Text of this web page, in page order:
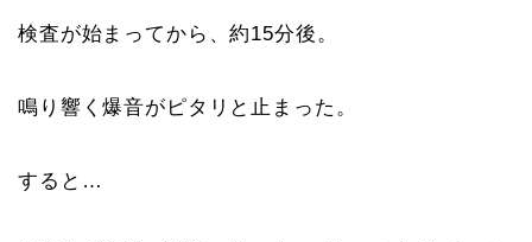
検査が始まってから、約15分後。
鳴り響く爆音がピタリと止まった。
すると…